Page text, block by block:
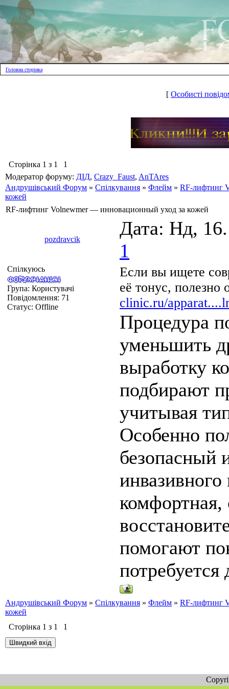
Головна сторінка
[ Особисті
Сторінка 1 з 1
1
Модератор форуму: ДІД, Crazy_Faust, AnTAres
Андрушівський Форум » Спілкування » Флейм » RF-лифтинг
кожей
RF-лифтинг Volnewmer — инновационный уход за кожей
pozdravcik
Дата: Нд,
1
Спілкуюсь
Група: Користувачі
Повідомлення: 71
Статус: Offline
Если вы ищете
её тонус, полезно
clinic.ru/
Процедура
уменьшить
выработку
подбирают
учитывая
Особенно
безопасный
помогают
Андрушівський Форум » Спілкування » Флейм » RF-лифтинг
кожей
Сторінка 1 з 1 1